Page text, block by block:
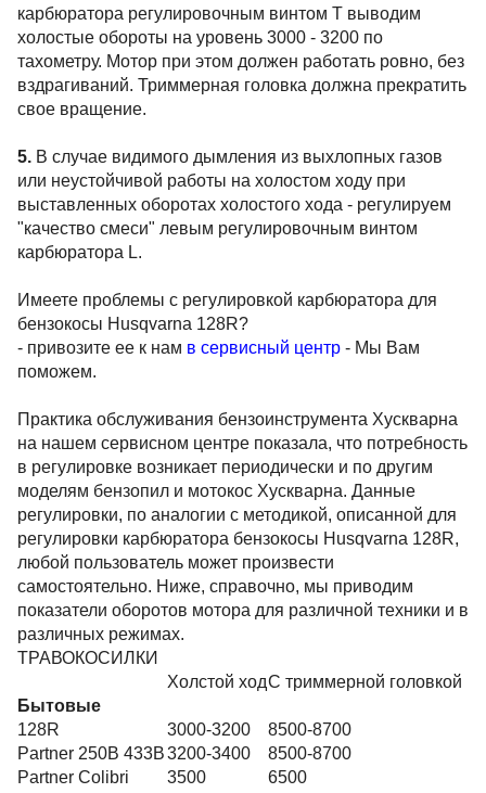
карбюратора регулировочным винтом Т выводим
холостые обороты на уровень 3000 - 3200 по
тахометру. Мотор при этом должен работать ровно, без
вздрагиваний. Триммерная головка должна прекратить
свое вращение.
5. В случае видимого дымления из выхлопных газов
или неустойчивой работы на холостом ходу при
выставленных оборотах холостого хода - регулируем
"качество смеси" левым регулировочным винтом
карбюратора L.
Имеете проблемы с регулировкой карбюратора для
бензокосы Husqvarna 128R?
- привозите ее к нам в сервисный центр - Мы Вам
поможем.
Практика обслуживания бензоинструмента Хускварна
на нашем сервисном центре показала, что потребность
в регулировке возникает периодически и по другим
моделям бензопил и мотокос Хускварна. Данные
регулировки, по аналогии с методикой, описанной для
регулировки карбюратора бензокосы Husqvarna 128R,
любой пользователь может произвести
самостоятельно. Ниже, справочно, мы приводим
показатели оборотов мотора для различной техники и в
различных режимах.
ТРАВОКОСИЛКИ
Холстой ходС триммерной головкой
Бытовые
128R
3000-3200
8500-8700
Partner 250B 433B3200-3400
8500-8700
Partner Colibri
3500
6500